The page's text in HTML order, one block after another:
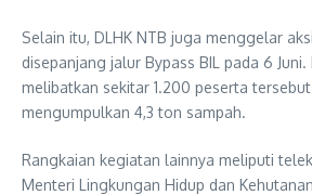
Selain itu, DLHK NTB juga menggelar
disepanjang jalur Bypass BIL pada 6
melibatkan sekitar 1.200 peserta
mengumpulkan 4,3 ton sampah.
Rangkaian kegiatan lainnya meliputi
Menteri Lingkungan Hidup dan